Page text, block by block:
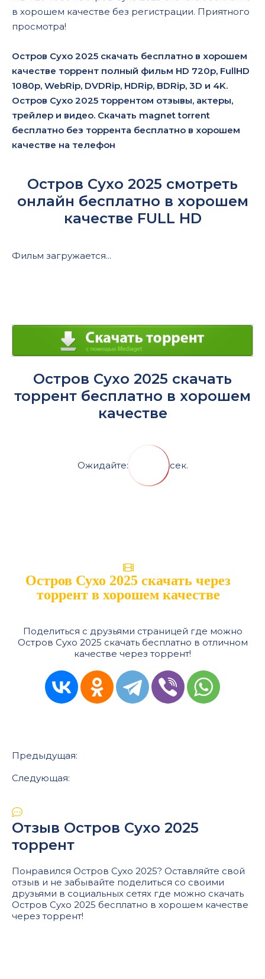
в хорошем качестве без регистрации. Приятного
просмотра!
Остров Сухо 2025 скачать бесплатно в хорошем
качестве торрент полный фильм HD 720p, FullHD
1080p, WebRip, DVDRip, HDRip, BDRip, 3D и 4K.
Остров Сухо 2025 торрентом отзывы, актеры,
трейлер и видео. Скачать magnet torrent
бесплатно без торрента бесплатно в хорошем
качестве на телефон
Остров Сухо 2025 смотреть
онлайн бесплатно в хорошем
качестве FULL HD
Фильм загружается...
Остров Сухо 2025 скачать
торрент бесплатно в хорошем
качестве
Ожидайте: сек.
Остров Сухо 2025 скачать через
торрент в хорошем качестве
Поделиться с друзьями страницей где можно
Остров Сухо 2025 скачать бесплатно в отличном
качестве через торрент!
Предыдущая:
Следующая:
Отзыв Остров Сухо 2025
торрент
Понравился Остров Сухо 2025? Оставляйте свой
отзыв и не забывайте поделиться со своими
друзьями в социальных сетях где можно скачать
Остров Сухо 2025 бесплатно в хорошем качестве
через торрент!